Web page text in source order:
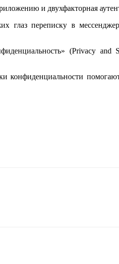
и двухфакторная
переписку в
(Privacy and
конфиденциальности